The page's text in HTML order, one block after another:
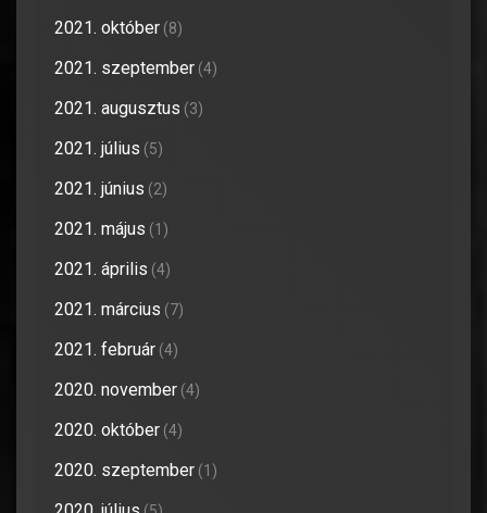
2021. október (8)
2021. szeptember (4)
2021. augusztus (3)
2021. július (5)
2021. június (2)
2021. május (1)
2021. április (4)
2021. március (7)
2021. február (4)
2020. november (4)
2020. október (4)
2020. szeptember (1)